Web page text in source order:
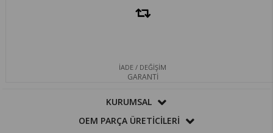
İADE / DEĞİŞİM
GARANTİ
KURUMSAL
OEM PARÇA ÜRETİCİLERİ